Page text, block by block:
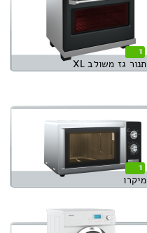
1
תנור גז משולב XL
1
מיקרו